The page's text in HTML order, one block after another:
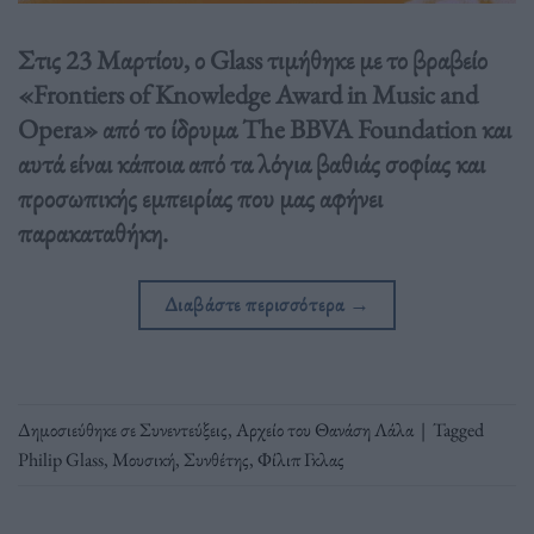
Στις 23 Μαρτίου, ο Glass τιμήθηκε με το βραβείο
«Frontiers of Knowledge Award in Music and
Opera» από το ίδρυμα The BBVA Foundation και
αυτά είναι κάποια από τα λόγια βαθιάς σοφίας και
προσωπικής εμπειρίας που μας αφήνει
παρακαταθήκη.
Διαβάστε περισσότερα →
Δημοσιεύθηκε σεΣυνεντεύξεις,Αρχείο του Θανάση Λάλα | Tagged
Philip Glass, Μουσική, Συνθέτης, Φίλιπ Γκλας